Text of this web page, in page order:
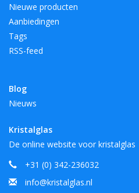
Nieuwe producten
Aanbiedingen
Tags
RSS-feed
Blog
Nieuws
Kristalglas
De online website voor kristalglas
+31 (0) 342-236032
info@kristalglas.nl